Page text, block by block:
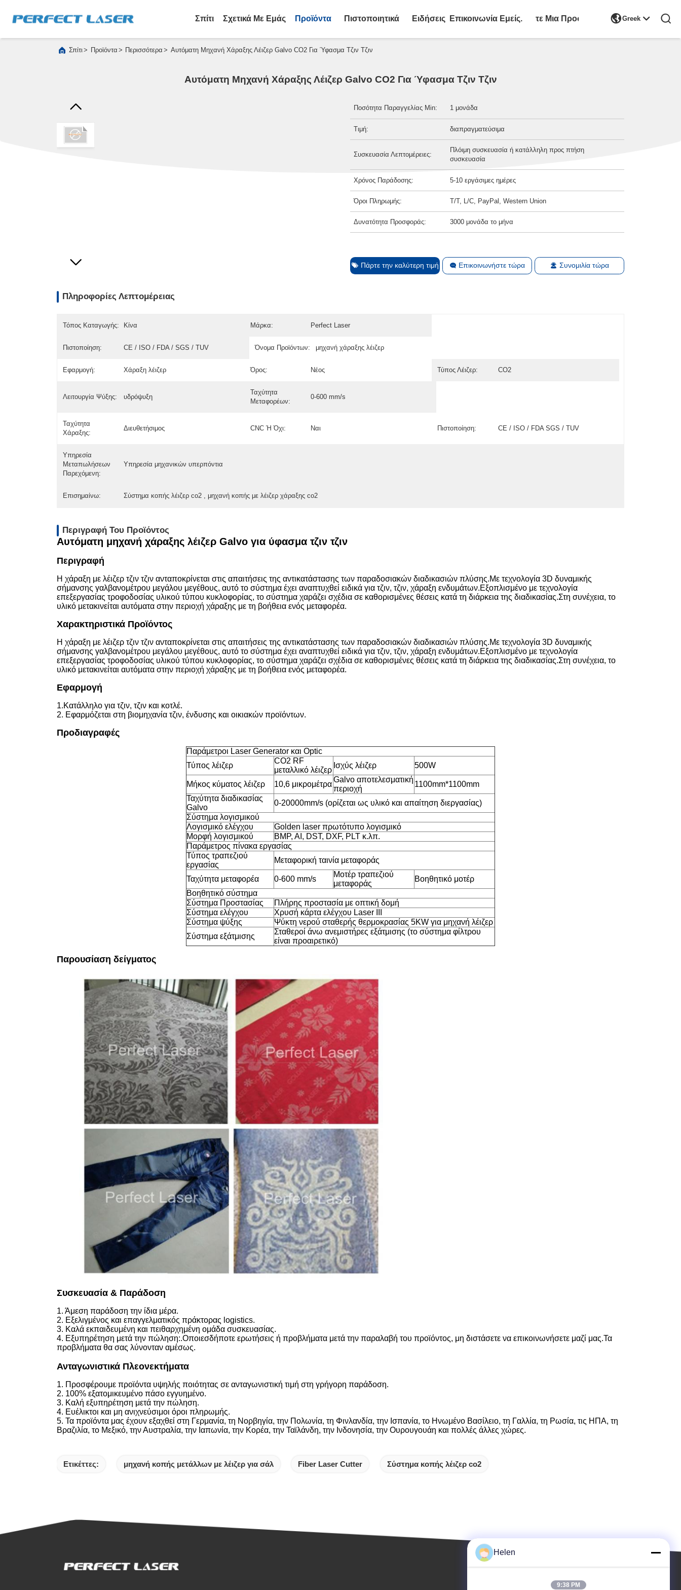
Σπίτι Σχετικά Με Εμάς Προϊόντα Πιστοποιητικά Ειδήσεις Επικοινωνία Εμείς.Ζητήστε Μια Προσφορά Greek 
Σπίτι > Προϊόντα > Περισσότερα > Αυτόματη Μηχανή Χάραξης Λέιζερ Galvo CO2 Για Ύφασμα Τζιν Τζιν
Αυτόματη Μηχανή Χάραξης Λέιζερ Galvo CO2 Για Ύφασμα Τζιν Τζιν
Ποσότητα Παραγγελίας Min: 1 μονάδα
Τιμή: διαπραγματεύσιμα
Συσκευασία Λεπτομέρειες:
Πλόιμη συσκευασία ή κατάλληλη προς πτήση
συσκευασία
Χρόνος Παράδοσης: 5-10 εργάσιμες ημέρες
Όροι Πληρωμής: T/T, L/C, PayPal, Western Union
Δυνατότητα Προσφοράς: 3000 μονάδα το μήνα
Πάρτε την καλύτερη τιμή Επικοινωνήστε τώρα Συνομιλία τώρα
Πληροφορίες Λεπτομέρειας
Τόπος Καταγωγής: Κίνα Μάρκα: Perfect Laser
Πιστοποίηση: CE / ISO / FDA / SGS / TUV Όνομα Προϊόντων: μηχανή χάραξης λέιζερ
Εφαρμογή: Χάραξη λέιζερ Όρος: Νέος Τύπος Λέιζερ: CO2
Λειτουργία Ψύξης: υδρόψυξη
Ταχύτητα
Μεταφορέων:
0-600 mm/s
Ταχύτητα
Χάραξης:
Διευθετήσιμος CNC Ή Όχι: Ναι Πιστοποίηση: CE / ISO / FDA SGS / TUV
Υπηρεσία
Μεταπωλήσεων
Παρεχόμενη:
Υπηρεσία μηχανικών υπερπόντια
Επισημαίνω: Σύστημα κοπής λέιζερ co2 , μηχανή κοπής με λέιζερ χάραξης co2
Περιγραφή Του Προϊόντος
Αυτόματη μηχανή χάραξης λέιζερ Galvo για ύφασμα τζιν τζιν
Περιγραφή
Η χάραξη με λέιζερ τζιν τζιν ανταποκρίνεται στις απαιτήσεις της αντικατάστασης των παραδοσιακών διαδικασιών πλύσης.Με τεχνολογία 3D δυναμικής
σήμανσης γαλβανομέτρου μεγάλου μεγέθους, αυτό το σύστημα έχει αναπτυχθεί ειδικά για τζιν, τζιν, χάραξη ενδυμάτων.Εξοπλισμένο με τεχνολογία
επεξεργασίας τροφοδοσίας υλικού τύπου κυκλοφορίας, το σύστημα χαράζει σχέδια σε καθορισμένες θέσεις κατά τη διάρκεια της διαδικασίας.Στη συνέχεια, το
υλικό μετακινείται αυτόματα στην περιοχή χάραξης με τη βοήθεια ενός μεταφορέα.
Χαρακτηριστικά Προϊόντος
Η χάραξη με λέιζερ τζιν τζιν ανταποκρίνεται στις απαιτήσεις της αντικατάστασης των παραδοσιακών διαδικασιών πλύσης.Με τεχνολογία 3D δυναμικής
σήμανσης γαλβανομέτρου μεγάλου μεγέθους, αυτό το σύστημα έχει αναπτυχθεί ειδικά για τζιν, τζιν, χάραξη ενδυμάτων.Εξοπλισμένο με τεχνολογία
επεξεργασίας τροφοδοσίας υλικού τύπου κυκλοφορίας, το σύστημα χαράζει σχέδια σε καθορισμένες θέσεις κατά τη διάρκεια της διαδικασίας.Στη συνέχεια, το
υλικό μετακινείται αυτόματα στην περιοχή χάραξης με τη βοήθεια ενός μεταφορέα.
Εφαρμογή
1.Κατάλληλο για τζιν, τζιν και κοτλέ.
2. Εφαρμόζεται στη βιομηχανία τζιν, ένδυσης και οικιακών προϊόντων.
Προδιαγραφές
Παράμετροι Laser Generator και Optic
Τύπος λέιζερ
CO2 RF
μεταλλικό λέιζερ
Ισχύς λέιζερ 500W
Μήκος κύματος λέιζερ 10,6 μικρομέτρα
Galvo αποτελεσματική
περιοχή
1100mm*1100mm
Ταχύτητα διαδικασίας
Galvo
0-20000mm/s (ορίζεται ως υλικό και απαίτηση διεργασίας)
Σύστημα λογισμικού
Λογισμικό ελέγχου
Golden laser πρωτότυπο λογισμικό
Μορφή λογισμικού
BMP, AI, DST, DXF, PLT κ.λπ.
Παράμετρος πίνακα εργασίας
Τύπος τραπεζιού
εργασίας
Μεταφορική ταινία μεταφοράς
Ταχύτητα μεταφορέα 0-600 mm/s
Μοτέρ τραπεζιού
μεταφοράς
Βοηθητικό μοτέρ
Βοηθητικό σύστημα
Σύστημα Προστασίας
Πλήρης προστασία με οπτική δομή
Σύστημα ελέγχου
Χρυσή κάρτα ελέγχου Laser III
Σύστημα ψύξης
Ψύκτη νερού σταθερής θερμοκρασίας 5KW για μηχανή λέιζερ
Σύστημα εξάτμισης
Σταθεροί άνω ανεμιστήρες εξάτμισης (το σύστημα φίλτρου
είναι προαιρετικό)
Παρουσίαση δείγματος
Συσκευασία & Παράδοση
1. Άμεση παράδοση την ίδια μέρα.
2. Εξελιγμένος και επαγγελματικός πράκτορας logistics.
3. Καλά εκπαιδευμένη και πειθαρχημένη ομάδα συσκευασίας.
4. Εξυπηρέτηση μετά την πώληση:.Οποιεσδήποτε ερωτήσεις ή προβλήματα μετά την παραλαβή του προϊόντος, μη διστάσετε να επικοινωνήσετε μαζί μας.Τα
προβλήματα θα σας λύνονταν αμέσως.
Ανταγωνιστικά Πλεονεκτήματα
1. Προσφέρουμε προϊόντα υψηλής ποιότητας σε ανταγωνιστική τιμή στη γρήγορη παράδοση.
2. 100% εξατομικευμένο πάσο εγγυημένο.
3. Καλή εξυπηρέτηση μετά την πώληση.
4. Ευέλικτοι και μη ανιχνεύσιμοι όροι πληρωμής.
5. Τα προϊόντα μας έχουν εξαχθεί στη Γερμανία, τη Νορβηγία, την Πολωνία, τη Φινλανδία, την Ισπανία, το Ηνωμένο Βασίλειο, τη Γαλλία, τη Ρωσία, τις ΗΠΑ, τη
Βραζιλία, το Μεξικό, την Αυστραλία, την Ιαπωνία, την Κορέα, την Ταϊλάνδη, την Ινδονησία, την Ουρουγουάη και πολλές άλλες χώρες.
Ετικέττες: μηχανή κοπής μετάλλων με λέιζερ για σάλ Fiber Laser Cutter Σύστημα κοπής λέιζερ co2
Helen
9:38 PM